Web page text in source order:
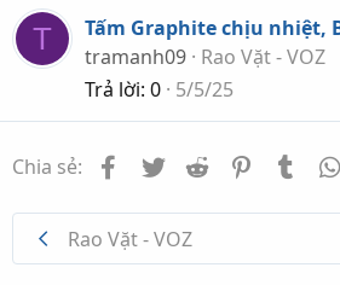
T
Tấm Graphite chịu nhiệt,
tramanh09 Rao Vặt - VOZ
Trả lời 0 5/5/25
Chia sẻ: Facebook
TwitterReddit Pinterest
Rao Vặt - VOZ